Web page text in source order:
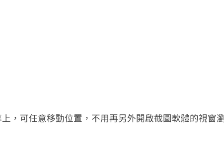
，可任意移動位置，不用再另外開啟截圖軟體的視窗瀏